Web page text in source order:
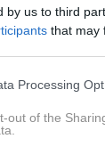
by us to third
that may
this website/app
visit or usage
to Google
below specified
Processing
out of the
. Kisline iz
steno,
nelagodje.
navada